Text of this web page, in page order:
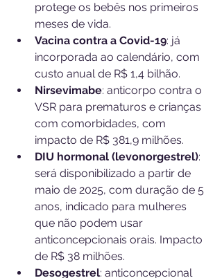
protege os bebês nos primeiros
meses de vida.
Vacina contra a Covid-19: já
incorporada ao calendário, com
custo anual de R$ 1,4 bilhão.
Nirsevimabe: anticorpo contra o
VSR para prematuros e crianças
com comorbidades, com
impacto de R$ 381,9 milhões.
DIU hormonal (levonorgestrel):
será disponibilizado a partir de
maio de 2025, com duração de 5
anos, indicado para mulheres
que não podem usar
anticoncepcionais orais. Impacto
de R$ 38 milhões.
Desogestrel: anticoncepcional